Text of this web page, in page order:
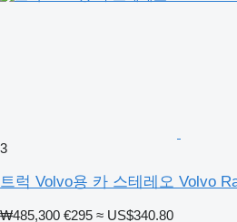
3
트럭 Volvo용 카 스테레오 Volvo
₩485,300 €295 ≈ US$340.80